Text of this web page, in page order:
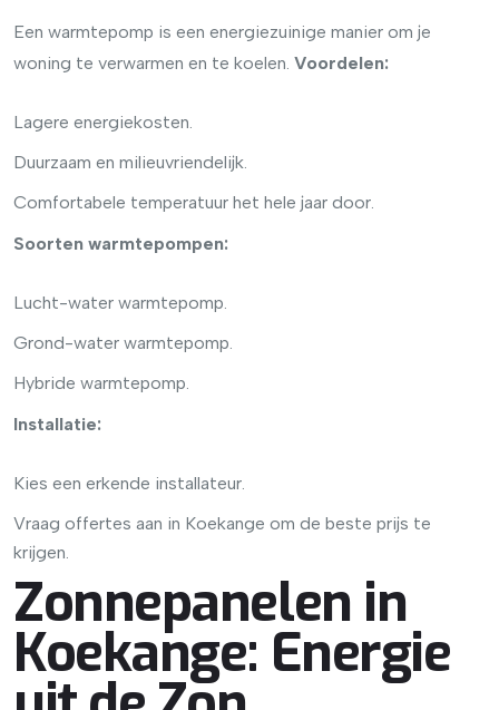
Een warmtepomp is een energiezuinige manier om je
woning te verwarmen en te koelen. Voordelen:
Lagere energiekosten.
Duurzaam en milieuvriendelijk.
Comfortabele temperatuur het hele jaar door.
Soorten warmtepompen:
Lucht-water warmtepomp.
Grond-water warmtepomp.
Hybride warmtepomp.
Installatie:
Kies een erkende installateur.
Vraag offertes aan in Koekange om de beste prijs te
krijgen.
Zonnepanelen in
Koekange: Energie